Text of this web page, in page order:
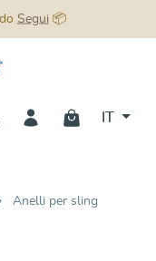
Segui📦
Anelli per sling